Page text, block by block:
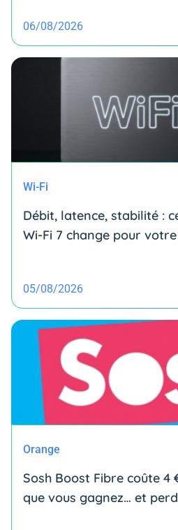
06/08/2026
Wi-Fi
Débit, latence, stabilité :
Wi-Fi 7 change pour
05/08/2026
Orange
Sosh Boost Fibre coûte 4
que vous gagnez… et